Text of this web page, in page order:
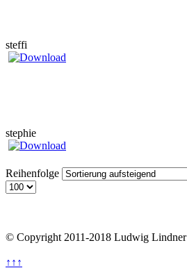
steffi
stephie
Reihenfolge
© Copyright 2011-2018 Ludwig Lindner
↑↑↑